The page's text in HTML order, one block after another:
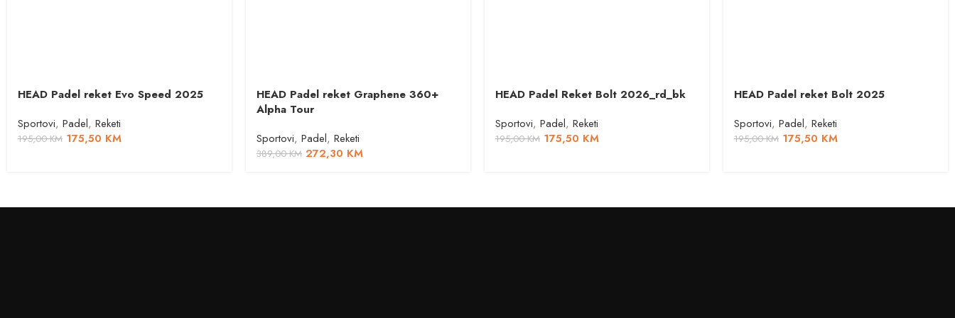
HEAD Padel reket Evo Speed 2025
Sportovi, Padel, Reketi
195,00KM 175,50 KM
HEAD Padel reket Graphene 360+
Alpha Tour
Sportovi, Padel, Reketi
389,00KM 272,30 KM
HEAD Padel Reket Bolt 2026_rd_bk
Sportovi, Padel, Reketi
195,00KM 175,50 KM
HEAD Padel reket Bolt 2025
Sportovi, Padel, Reketi
195,00KM 175,50 KM